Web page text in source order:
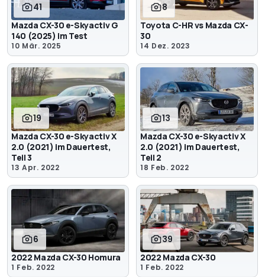
41
Mazda CX-30 e-Skyactiv G
140 (2025) im Test
10 Mär. 2025
8
Toyota C-HR vs Mazda CX-
30
14 Dez. 2023
19
Mazda CX-30 e-Skyactiv X
2.0 (2021) im Dauertest,
Teil 3
13 Apr. 2022
13
Mazda CX-30 e-Skyactiv X
2.0 (2021) im Dauertest,
Teil 2
18 Feb. 2022
6
2022 Mazda CX-30 Homura
1 Feb. 2022
39
2022 Mazda CX-30
1 Feb. 2022